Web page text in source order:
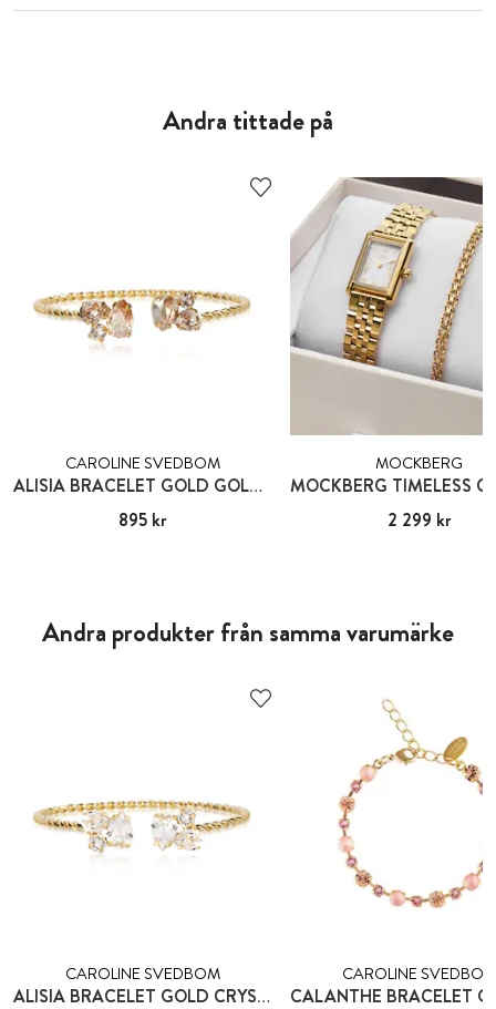
Andra tittade på
CAROLINE SVEDBOM
ALISIA BRACELET GOLD GOLDEN COMBO
Pris:895 kr
895 kr
MOCKBERG
Pris :2 299 kr
2 299 kr
Andra produkter från samma varumärke
CAROLINE SVEDBOM
ALISIA BRACELET GOLD CRYSTAL
CAROLINE SVEDBOM